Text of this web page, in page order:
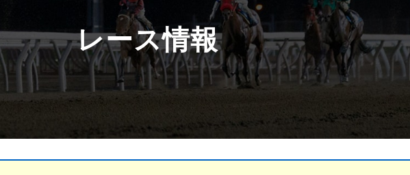
払戻金一覧
騎手成績表
馬番成績表
オッズ
開催カレンダー
重賞競走体系図
スタリオンシリーズ競走
道内の発売情報(PDF)
坂路調教映像
遠征馬情報
番組編成要領
レースダイジェスト
新馬ダイジェスト
実況・テレホンサービス
発売・払戻
いずみ食堂
ルンビニフードカフェ
勝馬屋
レース情報